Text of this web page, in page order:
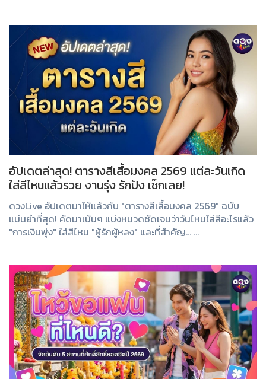
อัปเดตล่าสุด! ตารางสีเสื้อมงคล 2569 แต่ละวันเกิด
ใส่สีไหนแล้วรวย งานรุ่ง รักปัง เช็กเลย!
ดวงLive อัปเดตมาให้แล้วกับ "ตารางสีเสื้อมงคล 2569" ฉบับ
แม่นยำที่สุด! คัดมาเน้นๆ แบ่งหมวดชัดเจนว่าวันไหนใส่สีอะไรแล้ว
"การเงินพุ่ง" ใส่สีไหน "ผู้รักผู้หลง" และที่สำคัญ... ...